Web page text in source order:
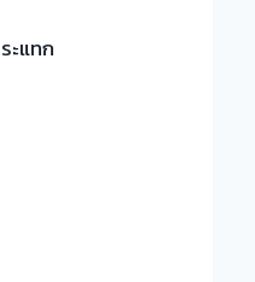
ะแทก